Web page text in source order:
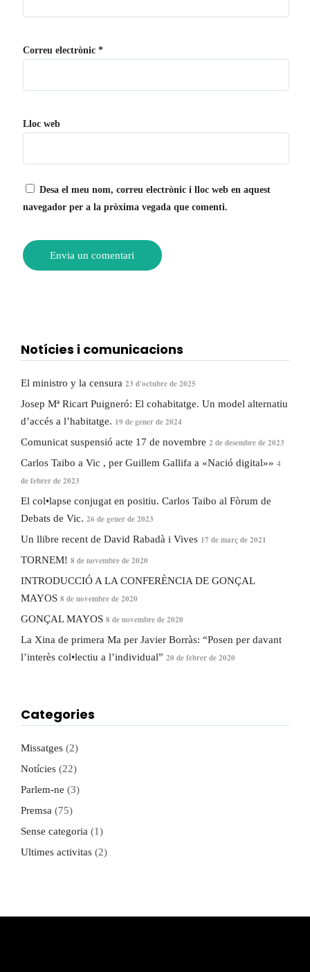
Correu electrònic *
Lloc web
Desa el meu nom, correu electrònic i lloc web en aquest
navegador per a la pròxima vegada que comenti.
Notícies i comunicacions
El ministro y la censura 23 d'octubre de 2025
Josep Mª Ricart Puigneró: El cohabitatge. Un model alternatiu
d’accés a l’habitatge. 19 de gener de 2024
Comunicat suspensió acte 17 de novembre 2 de desembre de 2023
Carlos Taibo a Vic , per Guillem Gallifa a «Nació digital»» 4
de febrer de 2023
El col•lapse conjugat en positiu. Carlos Taibo al Fòrum de
Debats de Vic. 26 de gener de 2023
Un llibre recent de David Rabadà i Vives 17 de març de 2021
TORNEM! 8 de novembre de 2020
INTRODUCCIÓ A LA CONFERÈNCIA DE GONÇAL
MAYOS 8 de novembre de 2020
GONÇAL MAYOS 8 de novembre de 2020
La Xina de primera Ma per Javier Borràs: “Posen per davant
l’interès col•lectiu a l’individual” 20 de febrer de 2020
Categories
Missatges (2)
Notícies (22)
Parlem-ne (3)
Premsa (75)
Sense categoria (1)
Ultimes activitas (2)